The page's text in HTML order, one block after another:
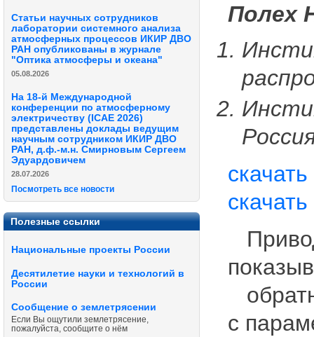
Статьи научных сотрудников
лаборатории системного анализа
атмосферных процессов ИКИР ДВО
РАН опубликованы в журнале
"Оптика атмосферы и океана"
05.08.2026
На 18-й Международной
конференции по атмосферному
электричеству (ICAE 2026)
представлены доклады ведущим
научным сотрудником ИКИР ДВО
РАН, д.ф.-м.н. Смирновым Сергеем
Эдуардовичем
28.07.2026
Посмотреть все новости
Полезные ссылки
Национальные проекты России
Десятилетие науки и технологий в
России
Сообщение о землетрясении
Если Вы ощутили землетрясение,
пожалуйста, сообщите о нём
Полех
скачать
скачать
с